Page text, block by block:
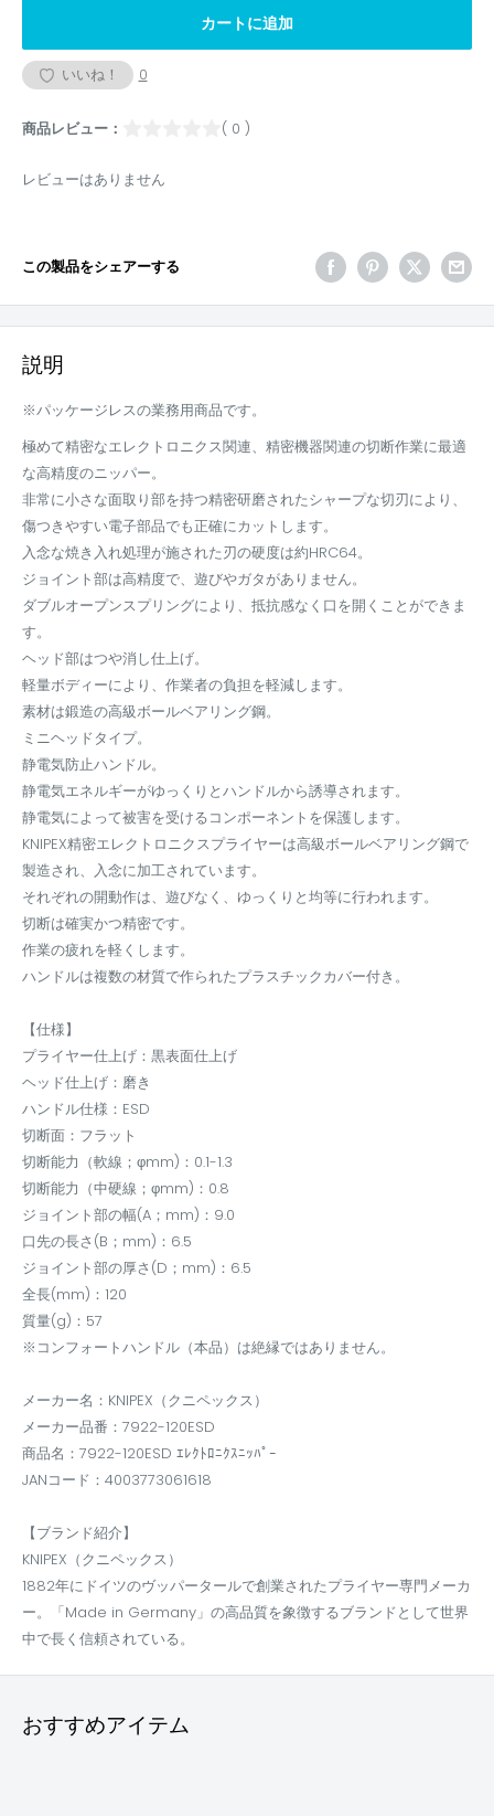
カートに追加
いいね！ 0
商品レビュー： ( 0 )
レビューはありません
この製品をシェアーする
説明
※パッケージレスの業務用商品です。
極めて精密なエレクトロニクス関連、精密機器関連の切断作業に最適
な高精度のニッパー。
非常に小さな面取り部を持つ精密研磨されたシャープな切刃により、
傷つきやすい電子部品でも正確にカットします。
入念な焼き入れ処理が施された刃の硬度は約HRC64。
ジョイント部は高精度で、遊びやガタがありません。
ダブルオープンスプリングにより、抵抗感なく口を開くことができま
す。
ヘッド部はつや消し仕上げ。
軽量ボディーにより、作業者の負担を軽減します。
素材は鍛造の高級ボールベアリング鋼。
ミニヘッドタイプ。
静電気防止ハンドル。
静電気エネルギーがゆっくりとハンドルから誘導されます。
静電気によって被害を受けるコンポーネントを保護します。
KNIPEX精密エレクトロニクスプライヤーは高級ボールベアリング鋼で
製造され、入念に加工されています。
それぞれの開動作は、遊びなく、ゆっくりと均等に行われます。
切断は確実かつ精密です。
作業の疲れを軽くします。
ハンドルは複数の材質で作られたプラスチックカバー付き。
【仕様】
プライヤー仕上げ：黒表面仕上げ
ヘッド仕上げ：磨き
ハンドル仕様：ESD
切断面：フラット
切断能力（軟線；φmm)：0.1-1.3
切断能力（中硬線；φmm)：0.8
ジョイント部の幅(A；mm)：9.0
口先の長さ(B；mm)：6.5
ジョイント部の厚さ(D；mm)：6.5
全長(mm)：120
質量(g)：57
※コンフォートハンドル（本品）は絶縁ではありません。
メーカー名：KNIPEX（クニペックス）
メーカー品番：7922-120ESD
商品名：7922-120ESD ｴﾚｸﾄﾛﾆｸｽﾆｯﾊﾟｰ
JANコード：4003773061618
【ブランド紹介】
KNIPEX（クニペックス）
1882年にドイツのヴッパータールで創業されたプライヤー専門メーカ
ー。「Made in Germany」の高品質を象徴するブランドとして世界
中で長く信頼されている。
おすすめアイテム